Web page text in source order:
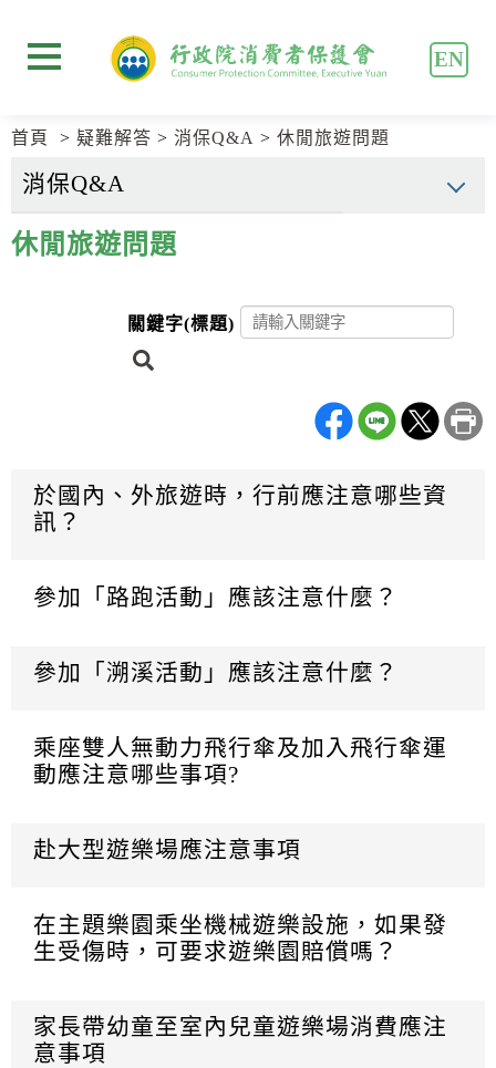
容
To
Center
容
EN
展開選單
首頁 疑難解答 消保Q&A 休閒旅遊問題
休閒旅遊問題
關鍵字(標題)
搜
於國內、外旅遊時，行前應注意哪些資
訊？
參加「路跑活動」應該注意什麼？
參加「溯溪活動」應該注意什麼？
乘座雙人無動力飛行傘及加入飛行傘運
動應注意哪些事項?
赴大型遊樂場應注意事項
在主題樂園乘坐機械遊樂設施，如果發
生受傷時，可要求遊樂園賠償嗎？
家長帶幼童至室內兒童遊樂場消費應注
意事項